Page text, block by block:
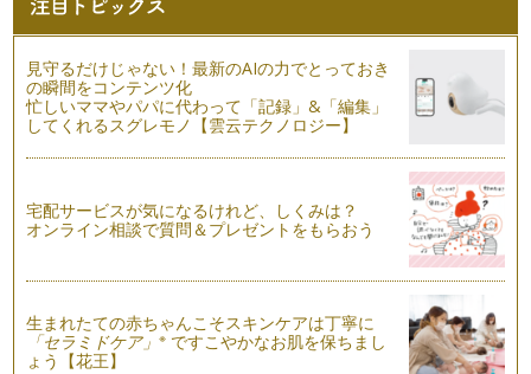
とは、育児に積極的なパパの…
「失敗」とのつきあい方 その2
前回は失敗とのつきあい方その１、をお伝えしました。簡単に
おさらいしますね。 ・子ど…
「失敗」とのつきあい方 その１
子どもは成長していく中で、さまざまな失敗を経験します。そ
育児のルーツ、子ども時代を振り返る
夏休み。かえって大忙し、というママも多いことでしょうね。
我が家の末っ子小学4年生は、ほぼ手…
「ごめんね」を教えるには、どうしたらいいの？
前回、前々回と子どものケンカにどう関わるか？をお伝えしま
見守るだけじゃない！最新のAIの力でとっておき
の瞬間をコンテンツ化
忙しいママやパパに代わって「記録」&「編集」
してくれるスグレモノ【雲云テクノロジー】
宅配サービスが気になるけれど、しくみは？
オンライン相談で質問＆プレゼントをもらおう
生まれたての赤ちゃんこそスキンケアは丁寧に
「セラミドケア」※ ですこやかなお肌を保ちまし
ょう【花王】